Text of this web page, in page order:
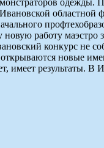
областной
работу
конкурс не
новые
имеет результаты. В